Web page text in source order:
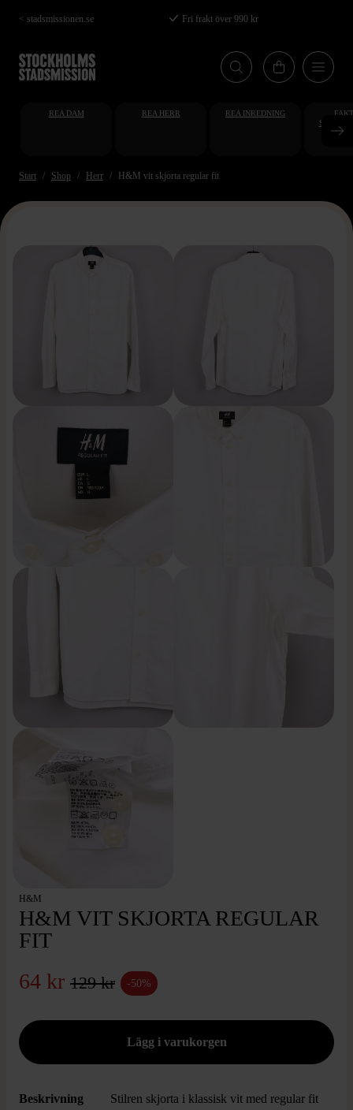
Hoppa
till
huvudinnehåll
< stadsmissionen.se Fri frakt över 990 kr
REA DAM REA HERR REA INREDNING
Start Shop Herr H&M vit skjorta regular fit
H&M
H&M VIT SKJORTA REGULAR
FIT
64 kr 129 kr -50%
Beskrivning
Stilren skjorta i klassisk vit med regular fit